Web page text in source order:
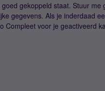
gekoppeld staat. Stuur me
gegevens. Als je inderdaad
Compleet voor je geactiveerd